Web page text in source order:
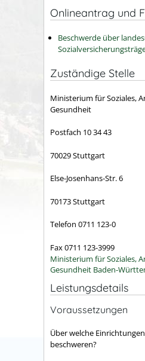
Onlineantrag und
Beschwerde über
Zuständige Stelle
Ministerium für Soziales,
Gesundheit
Postfach 10 34 43
70029 Stuttgart
Else-Josenhans-Str. 6
70173 Stuttgart
Telefon 0711 123-0
Fax 0711 123-3999
Ministerium für Soziales,
Gesundheit Baden-
Leistungsdetails
Voraussetzungen
Über welche
beschweren?